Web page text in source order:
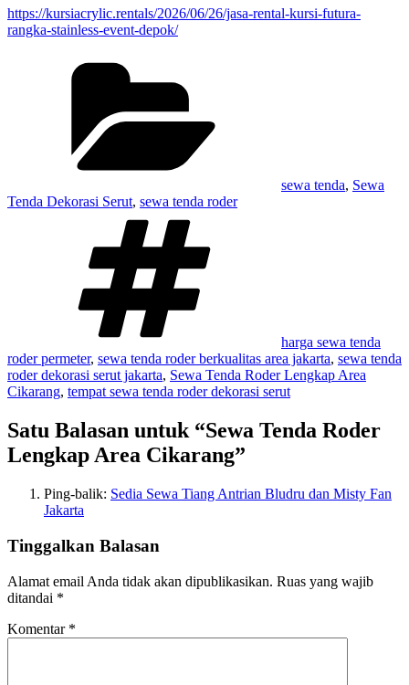
https://kursiacrylic.rentals/2026/06/26/jasa-rental-kursi-futura-
rangka-stainless-event-depok/
sewa tenda, Sewa
Tenda Dekorasi Serut, sewa tenda roder
harga sewa tenda
roder permeter, sewa tenda roder berkualitas area jakarta, sewa tenda
roder dekorasi serut jakarta, Sewa Tenda Roder Lengkap Area
Cikarang, tempat sewa tenda roder dekorasi serut
Satu Balasan untuk “Sewa Tenda Roder
Lengkap Area Cikarang”
Ping-balik: Sedia Sewa Tiang Antrian Bludru dan Misty Fan
Jakarta
Tinggalkan Balasan
Alamat email Anda tidak akan dipublikasikan. Ruas yang wajib
ditandai *
Komentar *